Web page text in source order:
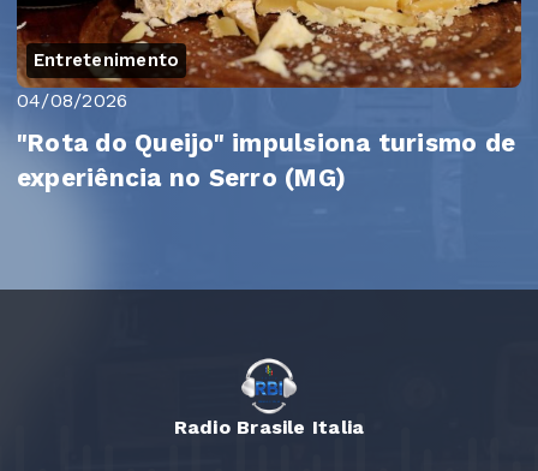
Entretenimento
04/08/2026
"Rota do Queijo" impulsiona turismo de
experiência no Serro (MG)
Radio Brasile Italia